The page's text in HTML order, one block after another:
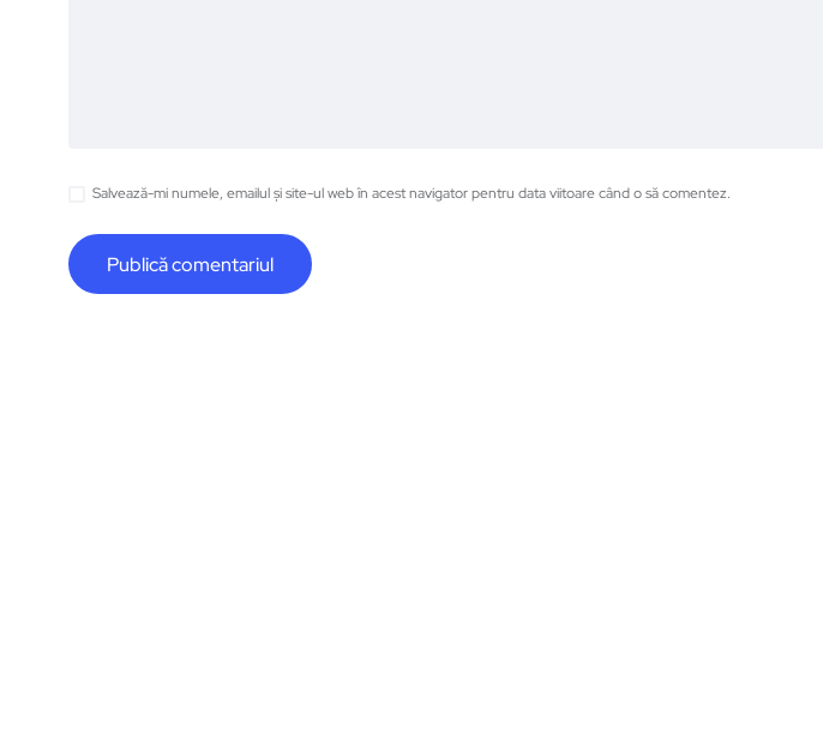
Salvează-mi numele, emailul și site-ul web în acest navigator pentru data viitoare când o să comentez.